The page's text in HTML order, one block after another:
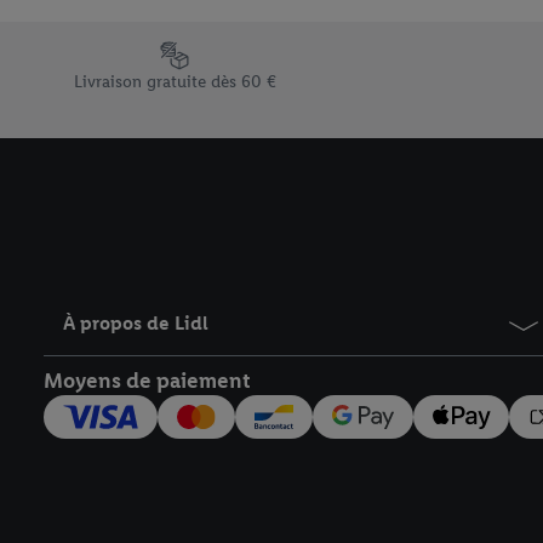
Élément du pied de page avec les différents arguments de
Livraison gratuite dès 60 €
À propos de Lidl
Moyens de paiement
informations sur la